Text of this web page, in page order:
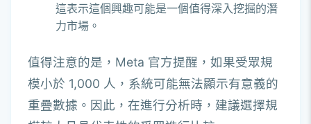
這表示這個興趣可能是一個值得深入挖掘的潛
力市場。
值得注意的是，Meta 官方提醒，如果受眾規
模小於 1,000 人，系統可能無法顯示有意義的
重疊數據。因此，在進行分析時，建議選擇規